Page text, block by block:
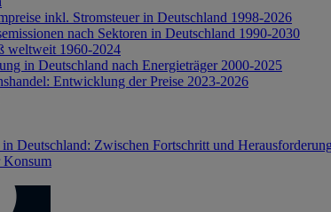
inkl. Stromsteuer in Deutschland 1998-2026
nach Sektoren in Deutschland 1990-2030
weltweit 1960-2024
in Deutschland nach Energieträger 2000-2025
Entwicklung der Preise 2023-2026
Deutschland: Zwischen Fortschritt und Herausforderung
Konsum